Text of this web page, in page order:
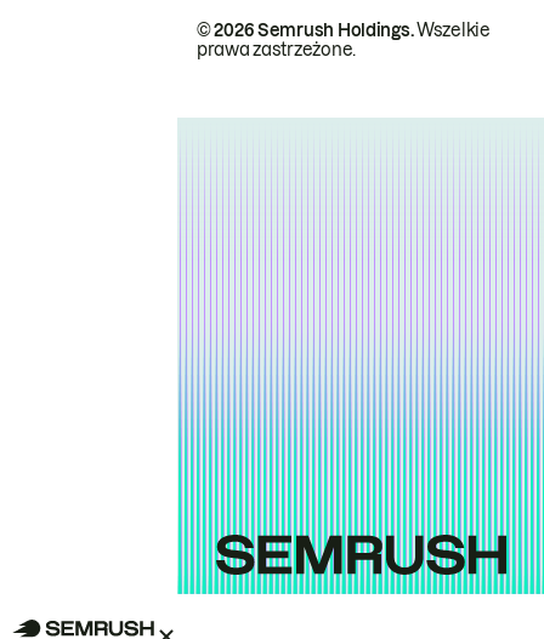
© 2026 Semrush Holdings.Wszelkie
prawa zastrzeżone.